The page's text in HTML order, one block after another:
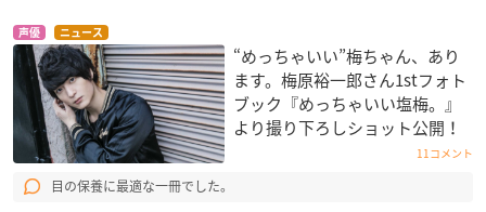
声優 ニュース
“めっちゃいい”梅ちゃん、あり
ます。梅原裕一郎さん1stフォト
ブック『めっちゃいい塩梅。』
より撮り下ろしショット公開！
11コメント
目の保養に最適な一冊でした。